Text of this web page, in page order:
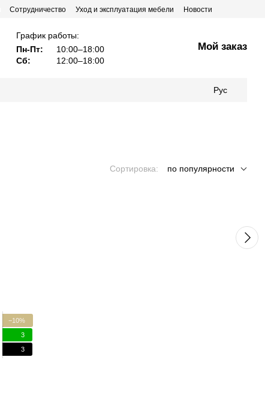
Сотрудничество Уход и эксплуатация мебели
Новости
График работы:
Пн-Пт:
10:00–18:00
Сб:
12:00–18:00
Мой заказ
Рус
Сортировка: по популярности
−10%
3
3